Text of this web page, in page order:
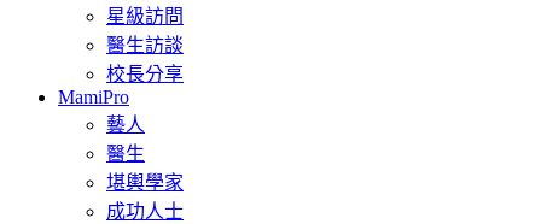
星級訪問
醫生訪談
校長分享
MamiPro
藝人
醫生
堪輿學家
成功人士